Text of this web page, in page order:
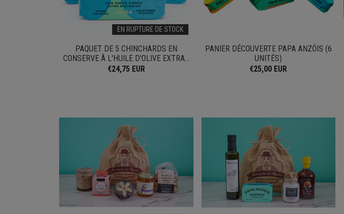
EN RUPTURE DE STOCK
PAQUET DE 5 CHINCHARDS EN
CONSERVE À L'HUILE D'OLIVE EXTRA...
€24,75 EUR
PANIER DÉCOUVERTE PAPA ANZÓIS (6
UNITÉS)
€25,00 EUR